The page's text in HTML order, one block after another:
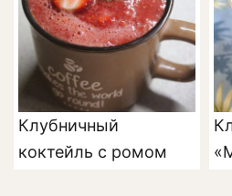
Клубничный
коктейль с ромом